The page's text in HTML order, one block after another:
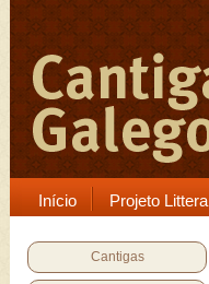
Início Projeto Littera
Cantigas